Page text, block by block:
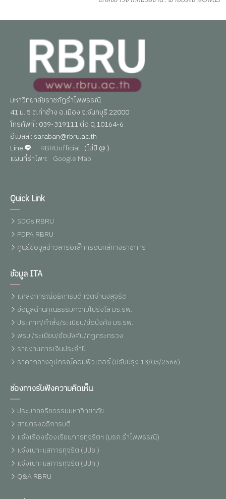
มหาวิทยาลัยราชภัฏรำไพพรรณี
41 ม. 5 ต.ท่าช้าง อ.เมือง จ.จันทบุรี 22000
โทรศัพท์ : 039-319111 ต่อ 0,10164-6
อีเมลล์ : saraban@rbru.ac.th
Line
: RBRUofficial (ไม่มี @ )
แผนที่รำไพฯ: Google Map
Quick Link
SDGs RBRU
PDPA RBRU
ศูนย์ข้อมูลข่าวสารอิเล็กทรอนิกส์ทางราชการ
ข้อมูล ITA
แถลงการณ์อธิการบดี เจตจำนงสุจริต
ข้อมูลด้านคุณธรรมความโปร่งใส มร.รพ.
ประกาศ/คำสั่ง/ระเบียบ/ข้อบังคับ มร.รพ.
พรบ./ระเบียบ/ข้อบังคับ/กฏกระทรวง
รายงานการเงินประจำปี
ราคากลางอุปกรณ์คอมพิวเตอร์ (ปรับปรุง 13/03/2566)
ช่องทางรับฟังความคิดเห็น
ประมวลจริยธรรมมหาวิทยาลัย
สายตรงอธิการบดี
แจ้งเรื่องร้องเรียนการทุจริตฯ (มรภ.รำไพพรรณี)
แจ้งเบาะแสการทุจริต (ปปช.)
แจ้งเบาะแสการทุจริต (ปปท.)
Q&A RBRU